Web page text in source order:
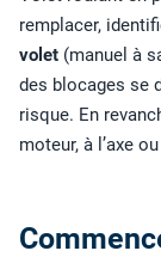
remplacer,
volet (manuel à
des blocages se
risque. En
moteur, à l’axe